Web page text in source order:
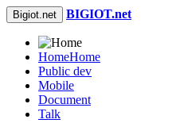
Bigiot.net BIGIOT.net
HomeHome
Public dev
Mobile
Document
Talk